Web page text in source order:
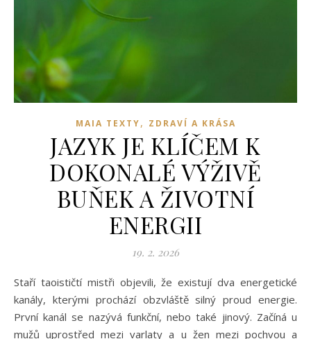
MAIA TEXTY, ZDRAVÍ A KRÁSA
JAZYK JE KLÍČEM K
DOKONALÉ VÝŽIVĚ
BUŇEK A ŽIVOTNÍ
ENERGII
19. 2. 2026
Staří taoističtí mistři objevili, že existují dva energetické
kanály, kterými prochází obzvláště silný proud energie.
První kanál se nazývá funkční, nebo také jinový. Začíná u
mužů uprostřed mezi varlaty a u žen mezi pochvou a